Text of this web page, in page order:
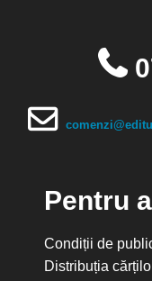
Pentru
Condiții de
Distribuția